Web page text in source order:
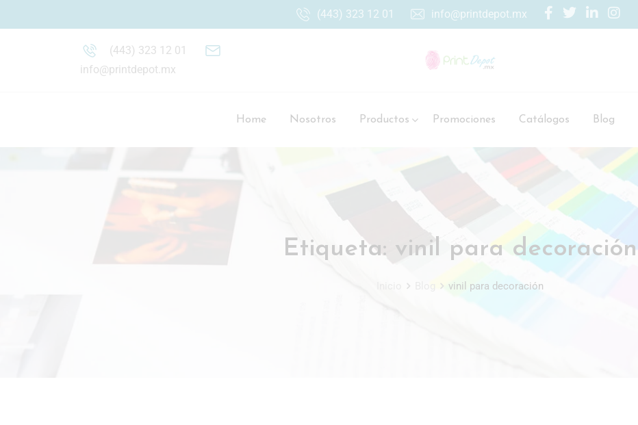
(443) 323 12 01 info@printdepot.mx
(443) 323 12 01
info@printdepot.mx
Home Nosotros Productos Promociones Catálogos Blog
Etiqueta: vinil para decoración
vinil para decoración